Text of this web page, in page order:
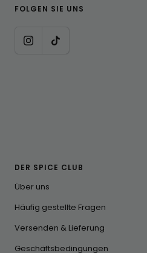
FOLGEN SIE UNS
DER SPICE CLUB
Über uns
Häufig gestellte Fragen
Versenden & Lieferung
Geschäftsbedingungen